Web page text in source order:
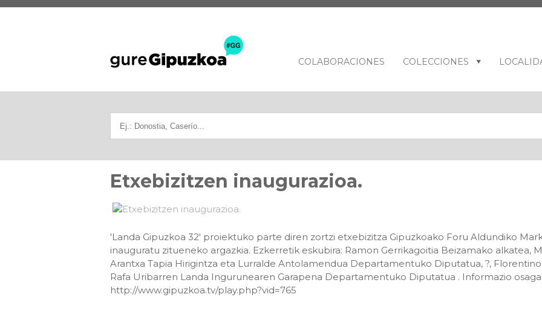
COLABORACIONES COLECCIONES
Etxebizitzen inaugurazioa.
'Landa Gipuzkoa 32' proiektuko parte diren zortzi etxebizitza Gipuzkoako Foru Aldundiko
inauguratu zitueneko argazkia. Ezkerretik eskubira: Ramon Gerrikagoitia Beizamako alkatea,
Arantxa Tapia Hirigintza eta Lurralde Antolamendua Departamentuko Diputatua, ?,
Rafa Uribarren Landa Ingurunearen Garapena Departamentuko Diputatua . Informazio
http://www.gipuzkoa.tv/play.php?vid=765